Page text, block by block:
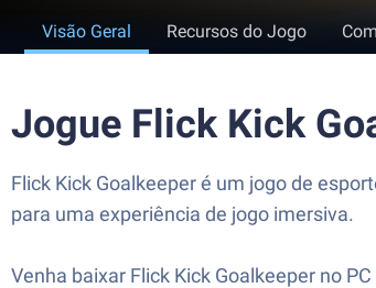
Visão Geral Recursos do Jogo
Jogue Flick Kick
Flick Kick Goalkeeper é um jogo de
para uma experiência de jogo imersiva.
Venha baixar Flick Kick Goalkeeper no